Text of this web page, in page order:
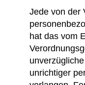
Jede von der
hat das vom
unrichtiger